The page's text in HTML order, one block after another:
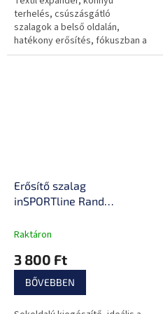
terhelés, csúszásgátló
szalagok a belső oldalán,
hatékony erősítés, fókuszban a
láb és a kar izmai.
Erősítő szalag
inSPORTline Rand
kerület 208cm, hossz
Raktáron
3 800 Ft
BŐVEBBEN